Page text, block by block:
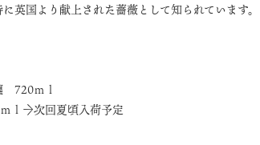
英国より献上された薔薇として知られています。
720ｍｌ
ｌ →次回夏頃入荷予定